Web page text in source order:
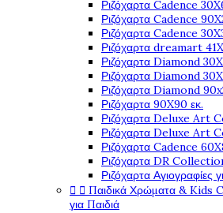
Ριζόχαρτα Cadence
Ριζόχαρτα Cadence
Ριζόχαρτα Cadence
Ριζόχαρτα dreamart
Ριζόχαρτα Diamond
Ριζόχαρτα Diamond
Ριζόχαρτα Diamond
Ριζόχαρτα 90X90 εκ.
Ριζόχαρτα Deluxe Art
Ριζόχαρτα Deluxe Art
Ριζόχαρτα Cadence
Ριζόχαρτα DR
Ριζόχαρτα Αγιογραφίες
  Παιδικά Χρώματα & Kids
για Παιδιά